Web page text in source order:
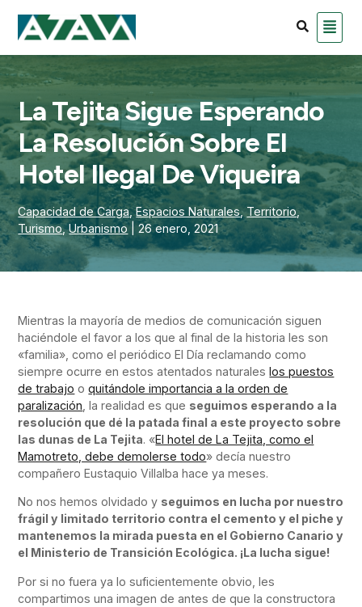
La Tejita Sigue Esperando
La Resolución Sobre El
Hotel Ilegal De Viqueira
Capacidad de Carga,Espacios Naturales,Territorio ,
Turismo,Urbanismo| 26 enero, 2021
Mientras la mayoría de medios de comunicación siguen
haciéndole el favor a los que al final de la historia les son
«familia», como el periódico El Día reclamando como
siempre ocurre en estos atentados naturaleslos puestos
de trabajo oquitándole importancia a la orden de
paralización , la realidad es que seguimos esperando a la
resolución que dé la patada final a este proyecto sobre
las dunas de La Tejita. «El hotel de La Tejita, como el
Mamotreto, debe demolerse todo» decía nuestro
compañero Eustaquio Villalba hace ya meses.
No nos hemos olvidado y seguimos en lucha por nuestro
frágil y limitado territorio contra el cemento y el piche y
mantenemos la mirada puesta en el Gobierno Canario y
el Ministerio de Transición Ecológica. ¡La lucha sigue!
Por si no fuera ya lo suficientemente obvio, les
compartimos una imagen de antes de que la constructora